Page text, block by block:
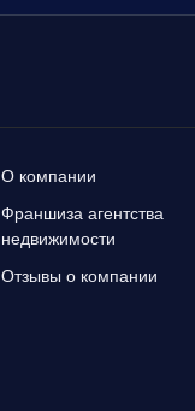
О компании
Франшиза агентства
недвижимости
Отзывы о компании